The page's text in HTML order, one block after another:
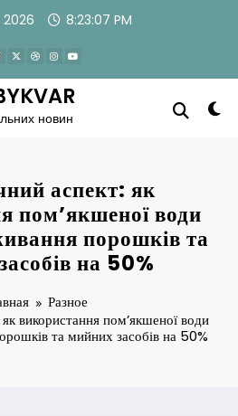
2026 8:23:08 PM
новин
аспект: як
пом’якшеної води
порошків та
на 50%
Разное
використання пом’якшеної води
та мийних засобів на 50%